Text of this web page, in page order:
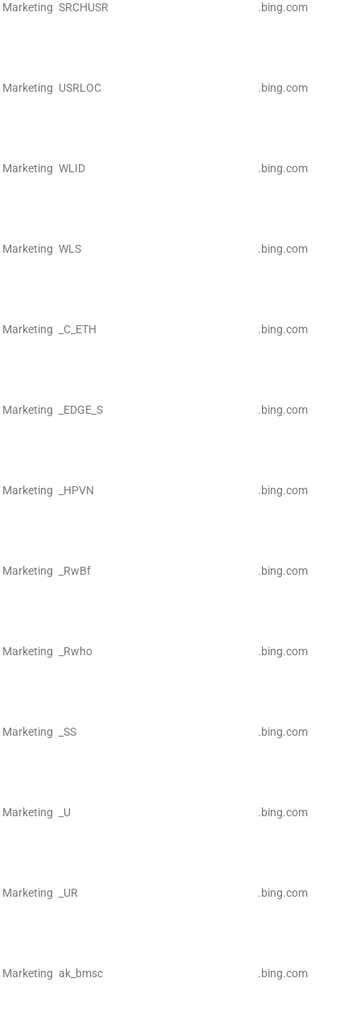
Marketing SRCHUSR .bing.com
Marketing USRLOC .bing.com
Marketing WLID .bing.com
Marketing WLS .bing.com
Marketing _C_ETH .bing.com
Marketing _EDGE_S .bing.com
Marketing _HPVN .bing.com
Marketing _RwBf .bing.com
Marketing _Rwho .bing.com
Marketing _SS .bing.com
Marketing _U .bing.com
Marketing _UR .bing.com
Marketing ak_bmsc .bing.com